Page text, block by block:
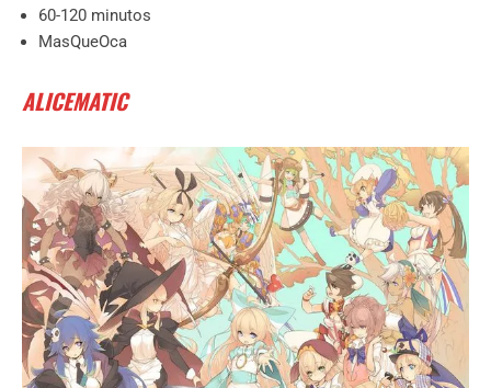
60-120 minutos
MasQueOca
ALICEMATIC